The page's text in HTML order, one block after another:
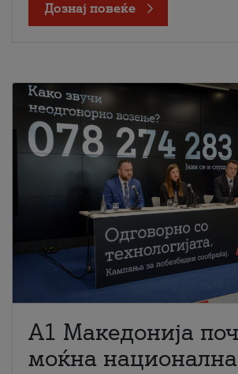
Дознај повеќе
A1 Македонија
моќна национална